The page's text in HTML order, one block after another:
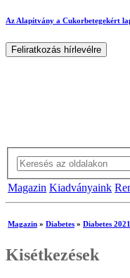
Az Alapítvány a Cukorbetegekért
Magazin Kiadványaink
Magazin » Diabetes » Diabetes
Kisétkezések